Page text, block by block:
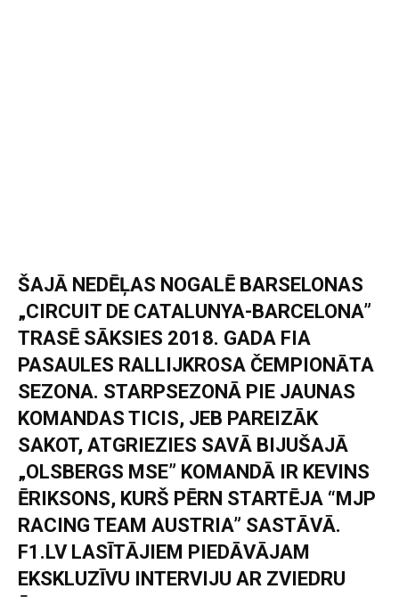
ŠAJĀ NEDĒĻAS NOGALĒ BARSELONAS
„CIRCUIT DE CATALUNYA-BARCELONA”
TRASĒ SĀKSIES 2018. GADA FIA
PASAULES RALLIJKROSA ČEMPIONĀTA
SEZONA. STARPSEZONĀ PIE JAUNAS
KOMANDAS TICIS, JEB PAREIZĀK
SAKOT, ATGRIEZIES SAVĀ BIJUŠAJĀ
„OLSBERGS MSE” KOMANDĀ IR KEVINS
ĒRIKSONS, KURŠ PĒRN STARTĒJA “MJP
RACING TEAM AUSTRIA” SASTĀVĀ.
F1.LV LASĪTĀJIEM PIEDĀVĀJAM
EKSKLUZĪVU INTERVIJU AR ZVIEDRU